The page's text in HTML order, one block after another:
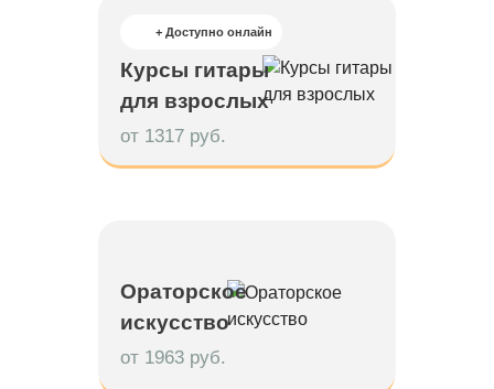
+ Доступно онлайн
Курсы гитары
для взрослых
от 1317 руб.
Ораторское
искусство
от 1963 руб.